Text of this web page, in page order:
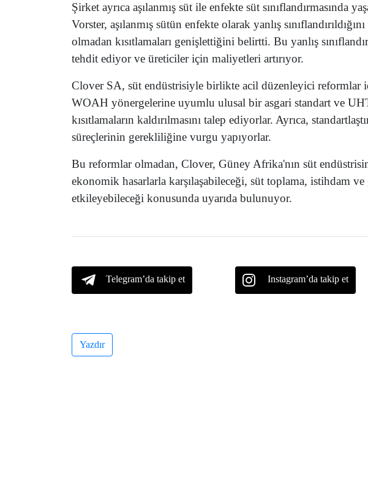
Şirket ayrıca aşılanmış süt ile enfekte süt sınıflandırmasında
Vorster, aşılanmış sütün enfekte olarak yanlış
olmadan kısıtlamaları genişlettiğini belirtti. Bu yanlış
tehdit ediyor ve üreticiler için maliyetleri artırıyor.
Clover SA, süt endüstrisiyle birlikte acil düzenleyici reformlar
WOAH yönergelerine uyumlu ulusal bir asgari standart ve
kısıtlamaların kaldırılmasını talep ediyorlar. Ayrıca,
süreçlerinin gerekliliğine vurgu yapıyorlar.
Bu reformlar olmadan, Clover, Güney Afrika'nın süt
ekonomik hasarlarla karşılaşabileceği, süt toplama, istihdam
etkileyebileceği konusunda uyarıda bulunuyor.
Telegram’da takip et Instagram’da takip et
Yazdır